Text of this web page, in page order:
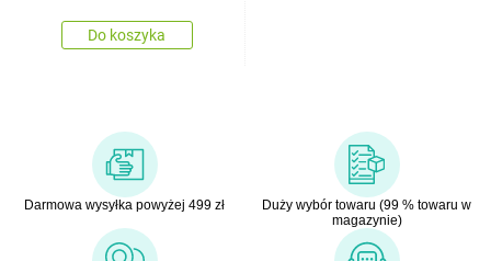
Do koszyka
Darmowa wysyłka powyżej 499 zł
Duży wybór towaru (99 % towaru w
magazynie)